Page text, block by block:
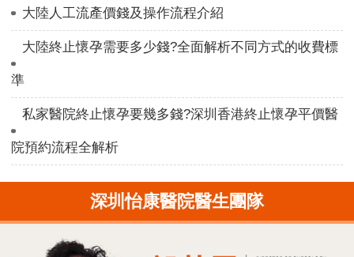
大陸人工流產價錢及操作流程介紹
大陸終止懷孕需要多少錢?全面解析不同方式的收費標
準
私家醫院終止懷孕要幾多錢?深圳香港終止懷孕平價醫
院預約流程全解析
深圳怡康醫院醫生團隊